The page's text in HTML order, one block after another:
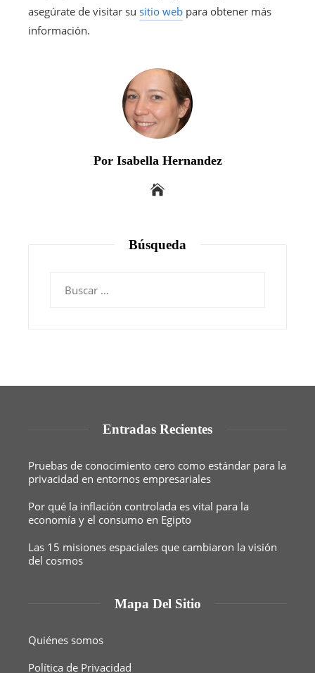
asegúrate de visitar su sitio web para obtener más
información.
Por Isabella Hernandez
Búsqueda
Entradas Recientes
Pruebas de conocimiento cero como estándar para la
privacidad en entornos empresariales
Por qué la inflación controlada es vital para la
economía y el consumo en Egipto
Las 15 misiones espaciales que cambiaron la visión
del cosmos
Mapa Del Sitio
Quiénes somos
Política de Privacidad